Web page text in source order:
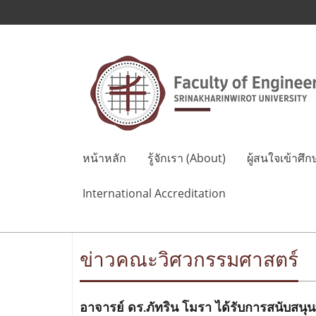
หน้าหลัก รู้จักเรา (About) ผู้สนใจเข้าศึก
International Accreditation
ข่าวคณะวิศวกรรมศาสตร์
อาจารย์ ดร.ภัทริน โมรา ได้รับการสนับส